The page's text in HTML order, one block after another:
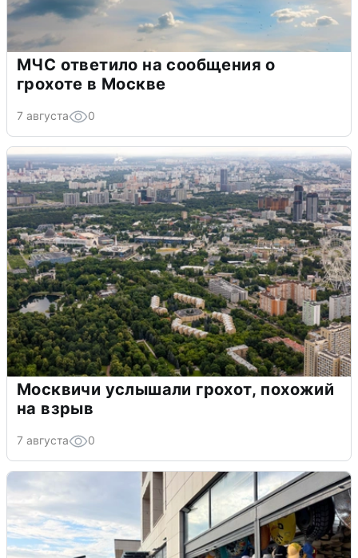
МЧС ответило на сообщения о
грохоте в Москве
7 августа 0
Москвичи услышали грохот, похожий
на взрыв
7 августа 0